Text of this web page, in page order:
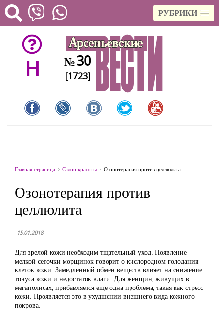
РУБРИКИ
H №30
[1723]
Главная страница Салон красоты Озонотерапия против целлюлита
Озонотерапия против
целлюлита
15.01.2018
Для зрелой кожи необходим тщательный уход. Появление
мелкой сеточки морщинок говорит о кислородном голодании
клеток кожи. Замедленный обмен веществ влияет на снижение
тонуса кожи и недостаток влаги. Для женщин, живущих в
мегаполисах, прибавляется еще одна проблема, такая как стресс
кожи. Проявляется это в ухудшении внешнего вида кожного
покрова.